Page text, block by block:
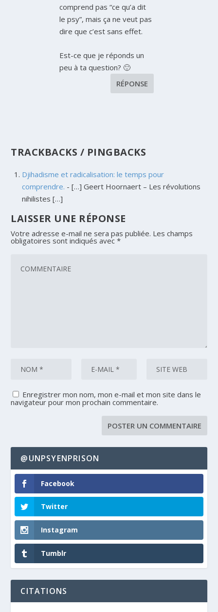
comprend pas “ce qu’a dit
le psy”, mais ça ne veut pas
dire que c’est sans effet.
Est-ce que je réponds un
peu à ta question? 🙂
RÉPONSE
TRACKBACKS / PINGBACKS
Djihadisme et radicalisation: le temps pour
comprendre. - […] Geert Hoornaert – Les révolutions
nihilistes […]
LAISSER UNE RÉPONSE
Votre adresse e-mail ne sera pas publiée. Les champs
obligatoires sont indiqués avec*
Enregistrer mon nom, mon e-mail et mon site dans le
navigateur pour mon prochain commentaire.
@UNPSYENPRISON
Facebook
Twitter
Instagram
Tumblr
CITATIONS